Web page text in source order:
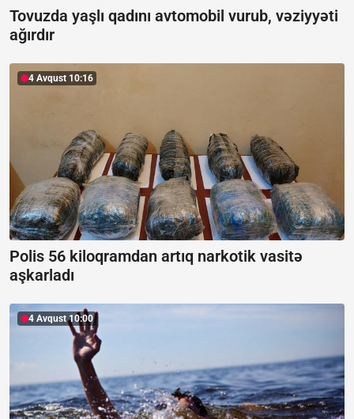
Tovuzda yaşlı qadını avtomobil vurub, vəziyyəti
ağırdır
4 Avqust 10:16
Polis 56 kiloqramdan artıq narkotik vasitə
aşkarladı
4 Avqust 10:00